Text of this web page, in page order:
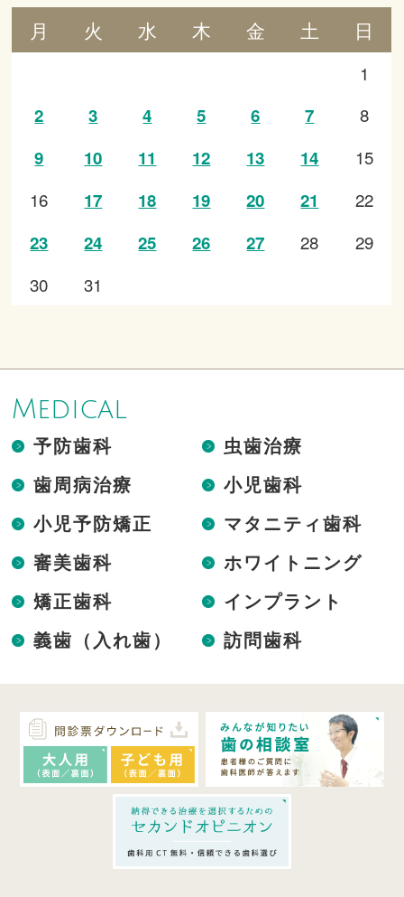
月
火 水 木 金 土 日
1
2
3 4 5 6 7
8
9
10 11 12 13 14
15
16
17 18 19 20 21
22
23
24 25 26 27 28
29
30
31
Medical
予防歯科
虫歯治療
歯周病治療
小児歯科
小児予防矯正
マタニティ歯科
審美歯科
ホワイトニング
矯正歯科
インプラント
義歯（入れ歯）
訪問歯科